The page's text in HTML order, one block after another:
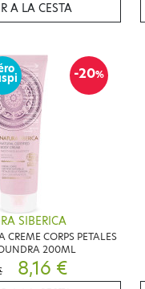
A LA CESTA
-20%
SIBERICA
CREME CORPS PETALES
200ML
8,16 €